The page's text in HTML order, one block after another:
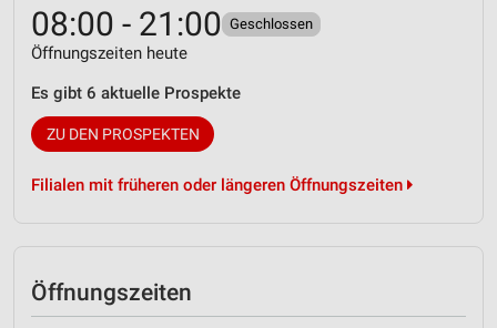
08:00 - 21:00 Geschlossen
Öffnungszeiten heute
Es gibt 6 aktuelle Prospekte
ZU DEN PROSPEKTEN
Filialen mit früheren oder längeren Öffnungszeiten
Öffnungszeiten